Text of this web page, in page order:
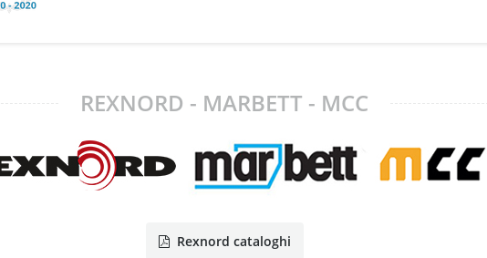
REXNORD - MARBETT - MCC
Rexnord cataloghi